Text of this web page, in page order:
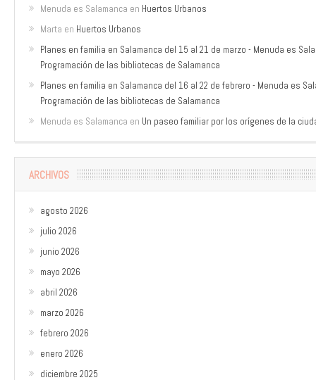
Menuda es Salamanca en Huertos Urbanos
Marta en Huertos Urbanos
Planes en familia en Salamanca del 15 al 21 de marzo - Menuda es
Programación de las bibliotecas de Salamanca
Planes en familia en Salamanca del 16 al 22 de febrero - Menuda es
Programación de las bibliotecas de Salamanca
Menuda es Salamanca en Un paseo familiar por los orígenes de la
ARCHIVOS
agosto 2026
julio 2026
junio 2026
mayo 2026
abril 2026
marzo 2026
febrero 2026
enero 2026
diciembre 2025